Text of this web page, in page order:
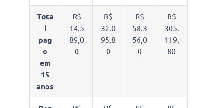
Tota
l
pag
o
em
15
anos
R$
14.5
89,0
0
R$
32.0
95,8
0
R$
58.3
56,0
0
R$
305.
119,
80